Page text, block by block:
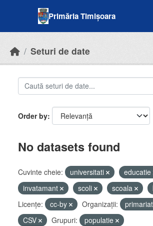
Primăria Timișoara
Seturi de date
Order by
No datasets found
Cuvinte cheie: universitati
educatie
invatamant
scoli scoala
Licenţe:
cc-by Organizații:
CSV
Grupuri:
populatie